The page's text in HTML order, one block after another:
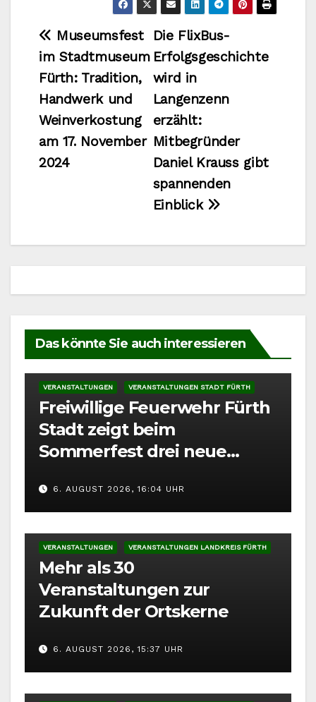
Beitragsnavigation
Die FlixBus-
Erfolgsgeschichte
wird in
Langenzenn
erzählt:
Mitbegründer
Daniel Krauss gibt
spannenden
Einblick
Museumsfest
im Stadtmuseum
Fürth: Tradition,
Handwerk und
Weinverkostung
am 17. November
2024
Das könnte Sie auch interessieren
VERANSTALTUNGEN VERANSTALTUNGEN STADT FÜRTH
Freiwillige Feuerwehr Fürth
Stadt zeigt beim
Sommerfest drei neue
6. AUGUST 2026, 16:04 UHR
VERANSTALTUNGEN VERANSTALTUNGEN LANDKREIS FÜRTH
Mehr als 30
Veranstaltungen zur
Zukunft der Ortskerne
6. AUGUST 2026, 15:37 UHR